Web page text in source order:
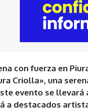
con fuerza en
Criolla», una
evento se
a destacados